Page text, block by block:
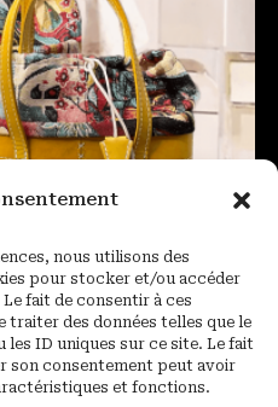
nous utilisons des
pour stocker et/ou accéder
fait de consentir à ces
des données telles que le
ID uniques sur ce site. Le fait
son consentement peut avoir
et fonctions.
et Mini Pouce